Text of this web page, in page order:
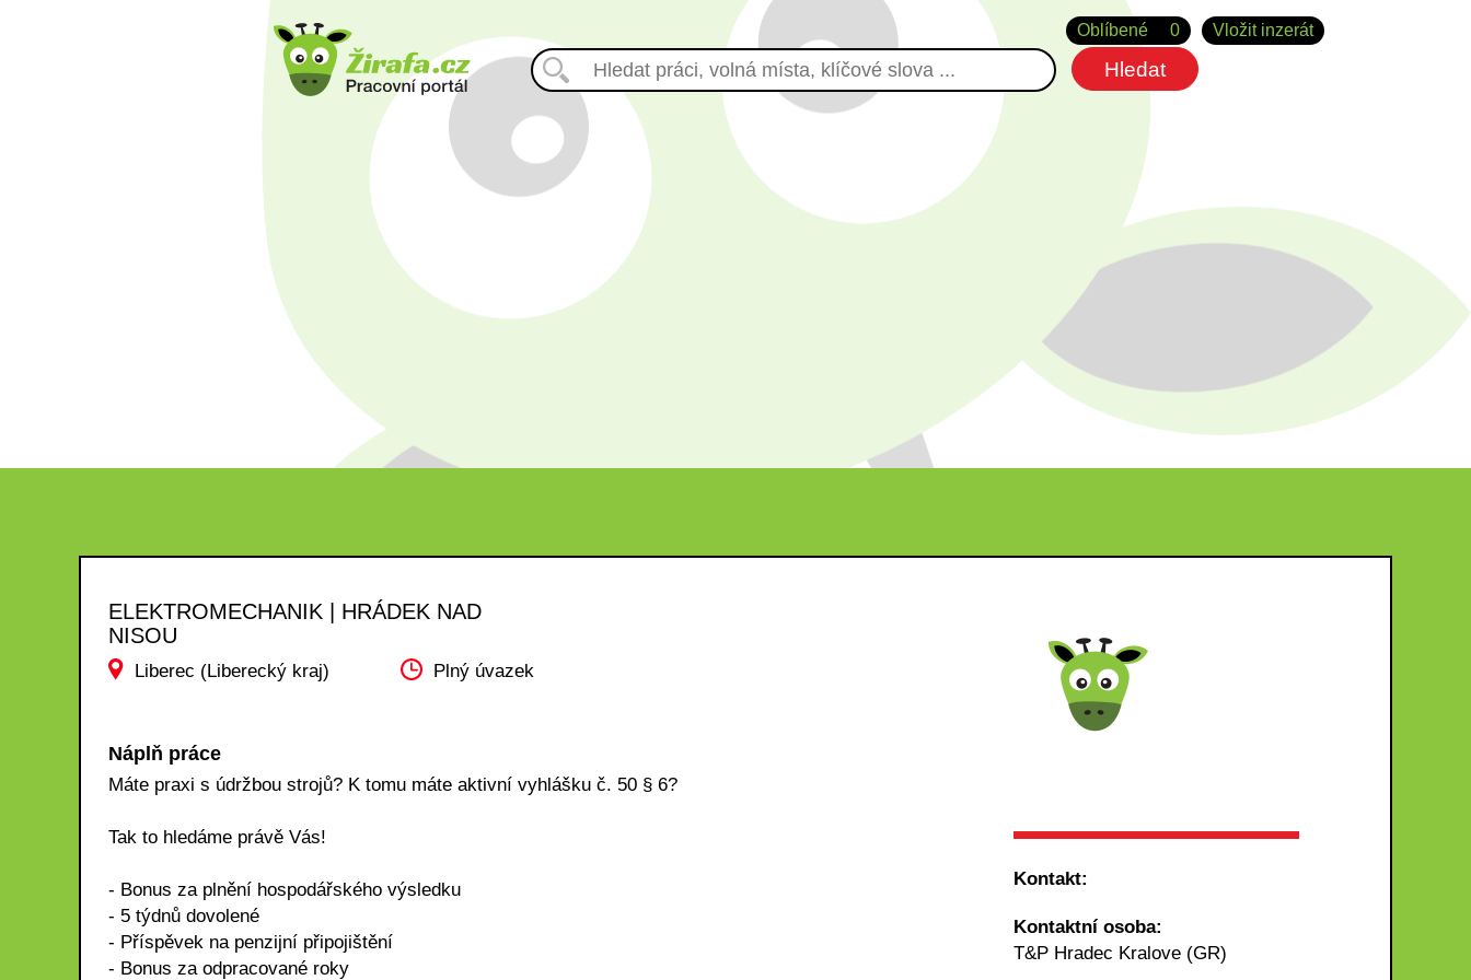
Vložit inzerát
Oblíbené 0
ELEKTROMECHANIK | HRÁDEK NAD
NISOU
Liberec (Liberecký kraj) Plný úvazek
Náplň práce
Máte praxi s údržbou strojů? K tomu máte aktivní vyhlášku č. 50 § 6?
Tak to hledáme právě Vás!
- Bonus za plnění hospodářského výsledku
- 5 týdnů dovolené
- Příspěvek na penzijní připojištění
- Bonus za odpracované roky
Kontakt:
Kontaktní osoba:
T&P Hradec Kralove (GR)